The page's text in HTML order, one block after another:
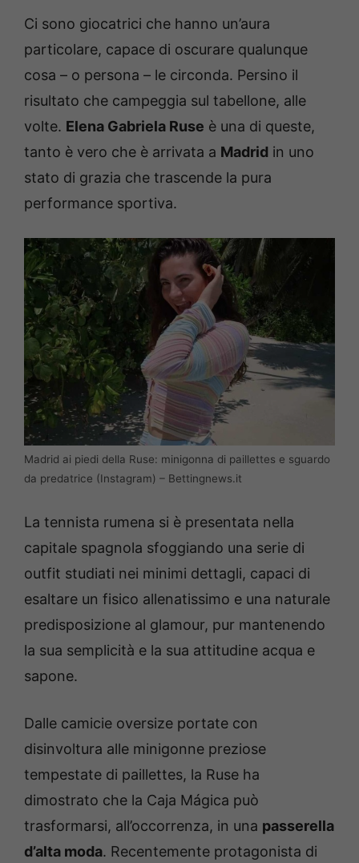
Ci sono giocatrici che hanno un’aura
particolare, capace di oscurare qualunque
cosa – o persona – le circonda. Persino il
risultato che campeggia sul tabellone, alle
volte. Elena Gabriela Ruse è una di queste,
tanto è vero che è arrivata a Madrid in uno
stato di grazia che trascende la pura
performance sportiva.
Madrid ai piedi della Ruse: minigonna di paillettes e sguardo
da predatrice (Instagram) – Bettingnews.it
La tennista rumena si è presentata nella
capitale spagnola sfoggiando una serie di
outfit studiati nei minimi dettagli, capaci di
esaltare un fisico allenatissimo e una naturale
predisposizione al glamour, pur mantenendo
la sua semplicità e la sua attitudine acqua e
sapone.
Dalle camicie oversize portate con
disinvoltura alle minigonne preziose
tempestate di paillettes, la Ruse ha
dimostrato che la Caja Mágica può
trasformarsi, all’occorrenza, in una passerella
d’alta moda. Recentemente protagonista di